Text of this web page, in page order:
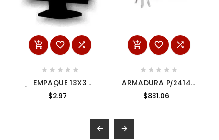
  
    
EMPAQUE 13X3
P/AF504 (ANTES A311-
OR) A02000251
$2.97
  
    
ARMADURA P/2414B
5102392
$831.06
 